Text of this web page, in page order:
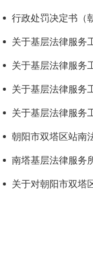
行政处罚决定书（
关于基层法律服务
关于基层法律服务
关于基层法律服务
关于基层法律服务
朝阳市双塔区站南
南塔基层法律服务
关于对朝阳市双塔